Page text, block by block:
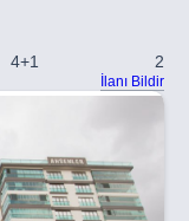
4+1 2
İlanı Bildir